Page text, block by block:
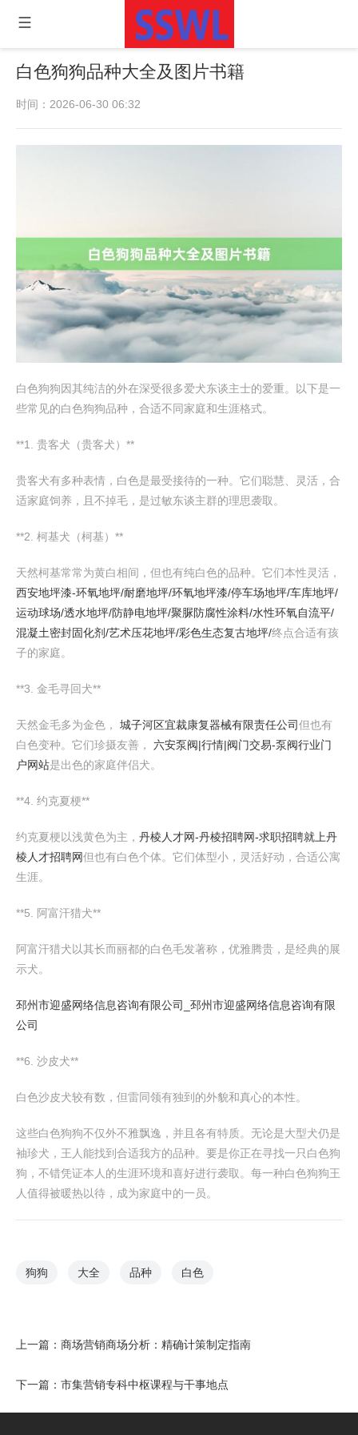
白色狗狗品种大全及图片书籍
时间：2026-06-30 06:32
白色狗狗因其纯洁的外在深受很多爱犬东谈主士的爱重。以下是一
些常见的白色狗狗品种，合适不同家庭和生涯格式。
**1. 贵客犬（贵客犬）**
贵客犬有多种表情，白色是最受接待的一种。它们聪慧、灵活，合
适家庭饲养，且不掉毛，是过敏东谈主群的理思袭取。
**2. 柯基犬（柯基）**
天然柯基常常为黄白相间，但也有纯白色的品种。它们本性灵活，
西安地坪漆-环氧地坪/耐磨地坪/环氧地坪漆/停车场地坪/车库地坪/
运动球场/透水地坪/防静电地坪/聚脲防腐性涂料/水性环氧自流平/
混凝土密封固化剂/艺术压花地坪/彩色生态复古地坪/终点合适有孩
子的家庭。
**3. 金毛寻回犬**
天然金毛多为金色， 城子河区宜裁康复器械有限责任公司但也有
白色变种。它们珍摄友善， 六安泵阀|行情|阀门交易-泵阀行业门
户网站是出色的家庭伴侣犬。
**4. 约克夏梗**
约克夏梗以浅黄色为主， 丹棱人才网-丹棱招聘网-求职招聘就上丹
棱人才招聘网但也有白色个体。它们体型小，灵活好动，合适公寓
生涯。
**5. 阿富汗猎犬**
阿富汗猎犬以其长而丽都的白色毛发著称，优雅腾贵，是经典的展
示犬。
邳州市迎盛网络信息咨询有限公司_邳州市迎盛网络信息咨询有限
公司
**6. 沙皮犬**
白色沙皮犬较有数，但雷同领有独到的外貌和真心的本性。
这些白色狗狗不仅外不雅飘逸，并且各有特质。无论是大型犬仍是
袖珍犬，王人能找到合适我方的品种。要是你正在寻找一只白色狗
狗，不错凭证本人的生涯环境和喜好进行袭取。每一种白色狗狗王
人值得被暖热以待，成为家庭中的一员。
狗狗 大全 品种 白色
上一篇： 商场营销商场分析：精确计策制定指南
下一篇： 市集营销专科中枢课程与干事地点